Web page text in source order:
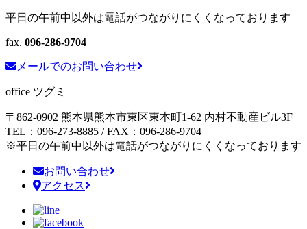
平日の午前中以外は電話がつながりにくくなっております
fax. 096-286-9704
メールでのお問い合わせ
office ツグミ
〒862-0902 熊本県熊本市東区東本町1-62 内村不動産ビル3F
TEL：096-273-8885 / FAX：096-286-9704
※平日の午前中以外は電話がつながりにくくなっております
お問い合わせ
アクセス